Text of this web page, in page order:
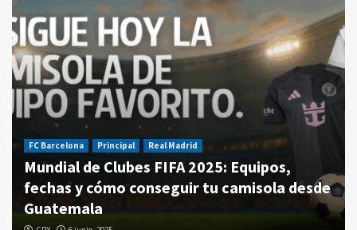
FC Barcelona Principal Real Madrid
Mundial de Clubes FIFA 2025: Equipos,
fechas y cómo conseguir tu camisola desde
Guatemala